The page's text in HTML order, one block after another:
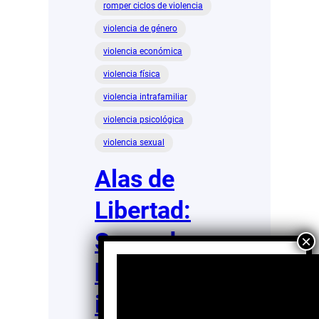
romper ciclos de violencia
violencia de género
violencia económica
violencia física
violencia intrafamiliar
violencia psicológica
violencia sexual
Alas de
Libertad:
Sanando
heridas
invisibles y